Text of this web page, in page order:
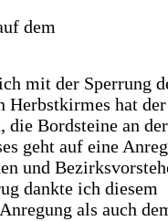
mit der Sperrung
Herbstkirmes hat
die Bordsteine an der
geht auf eine
und
dankte ich diesem
als auch